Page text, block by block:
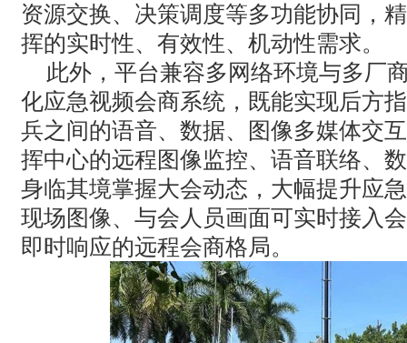
资源交换、决策调度等多功能协同，
挥的实时性、有效性、机动性需求。
此外，平台兼容多网络环境与多厂
化应急视频会商系统，既能实现后方
兵之间的语音、数据、图像多媒体交
挥中心的远程图像监控、语音联络、
身临其境掌握大会动态，大幅提升应
现场图像、与会人员画面可实时接入
即时响应的远程会商格局。